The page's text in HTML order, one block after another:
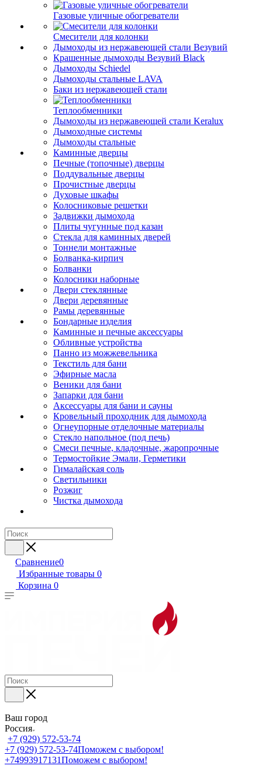
Газовые уличные обогреватели
Смесители для колонки
Дымоходы из нержавеющей стали Везувий
Крашенные дымоходы Везувий Black
Дымоходы Schiedel
Дымоходы стальные LAVA
Баки из нержавеющей стали
Теплообменники
Дымоходы из нержавеющей стали Keralux
Дымоходные системы
Дымоходы стальные
Каминные дверцы
Печные (топочные) дверцы
Поддувальные дверцы
Прочистные дверцы
Духовые шкафы
Колосниковые решетки
Задвижки дымохода
Плиты чугунные под казан
Стекла для каминных дверей
Тоннели монтажные
Болванка-кирпич
Болванки
Колосники наборные
Двери стеклянные
Двери деревянные
Рамы деревянные
Бондарные изделия
Каминные и печные аксессуары
Обливные устройства
Панно из можжевельника
Текстиль для бани
Эфирные масла
Веники для бани
Запарки для бани
Аксессуары для бани и сауны
Кровельный проходник для дымохода
Огнеупорные отделочные материалы
Стекло напольное (под печь)
Смеси печные, кладочные, жаропрочные
Термостойкие Эмали, Герметики
Гималайская соль
Светильники
Розжиг
Чистка дымохода
Сравнение0
Избранные товары 0
Корзина 0
Ваш город
Россия
+7 (929) 572-53-74
+7 (929) 572-53-74Поможем с выбором!
+74993917131Поможем с выбором!